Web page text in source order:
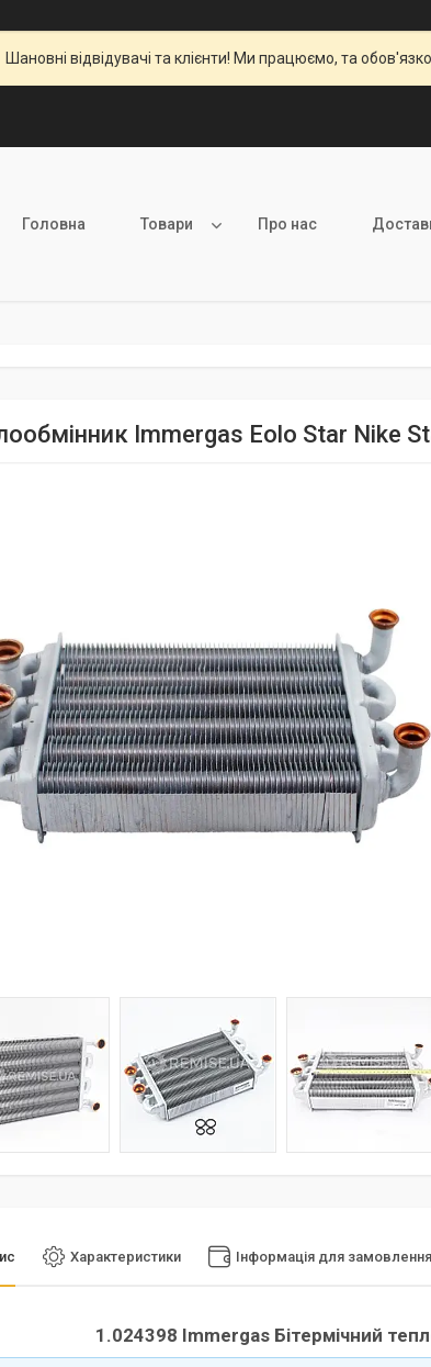
Шановні відвідувачі та клієнти! Ми працюємо, та
Головна Товари Про нас
Immergas Eolo Star Nike
Характеристики Інформація для замовлення
1.024398 Immergas Бітермічний